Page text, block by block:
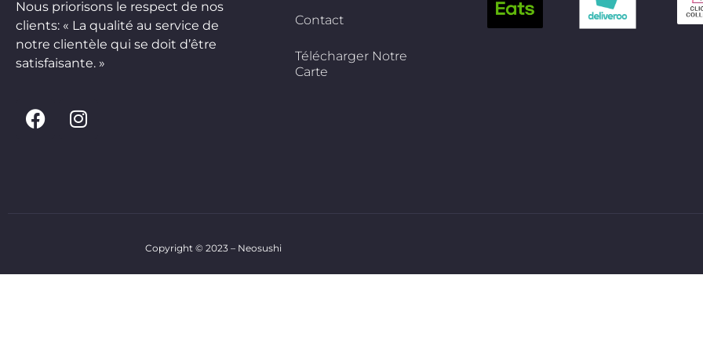
Nous priorisons le respect de nos
clients: « La qualité au service de
notre clientèle qui se doit d’être
satisfaisante. »
Contact
Télécharger Notre
Carte
Copyright © 2023 – Neosushi